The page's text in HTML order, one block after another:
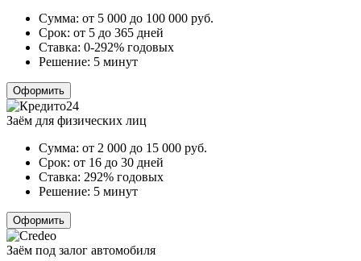
Сумма: от 5 000 до 100 000 руб.
Срок: от 5 до 365 дней
Ставка: 0-292% годовых
Решение: 5 минут
Оформить
Заём для физических лиц
Сумма: от 2 000 до 15 000 руб.
Срок: от 16 до 30 дней
Ставка: 292% годовых
Решение: 5 минут
Оформить
Заём под залог автомобиля